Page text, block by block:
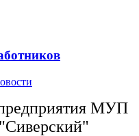
МУП